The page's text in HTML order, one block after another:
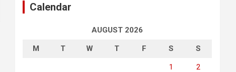
Calendar
AUGUST 2026
M T W T F S S
1 2